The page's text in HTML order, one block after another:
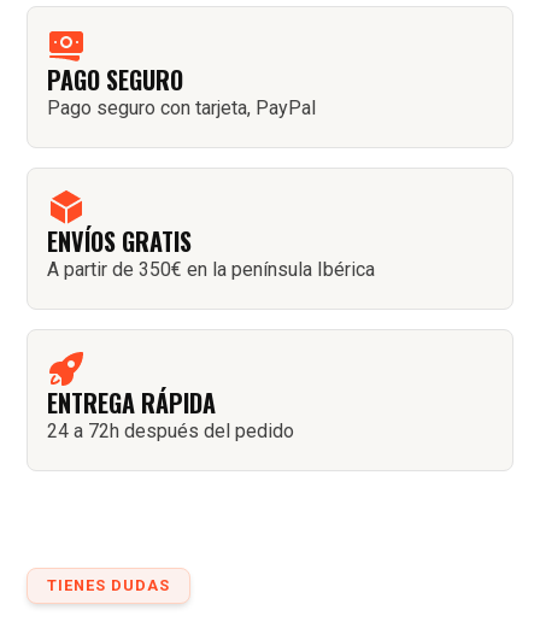
PAGO SEGURO
Pago seguro con tarjeta, PayPal
ENVÍOS GRATIS
A partir de 350€ en la península Ibérica
ENTREGA RÁPIDA
24 a 72h después del pedido
TIENES DUDAS